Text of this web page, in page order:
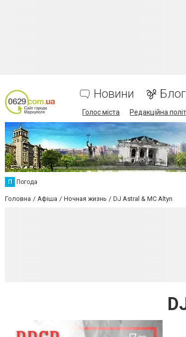
Новини
Голос міста Редакційна
П Погода
Головна Афіша Ночная жизнь DJ Astral & MC Altyn